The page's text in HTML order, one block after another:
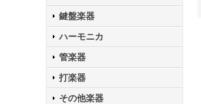
鍵盤楽器
ハーモニカ
管楽器
打楽器
その他楽器